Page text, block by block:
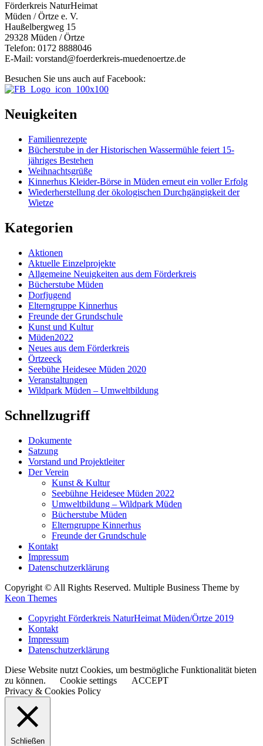
Förderkreis NaturHeimat
Müden / Örtze e. V.
Haußelbergweg 15
29328 Müden / Örtze
Telefon: 0172 8888046
E-Mail: vorstand@foerderkreis-muedenoertze.de
Besuchen Sie uns auch auf Facebook:
Neuigkeiten
Familienrezepte
Bücherstube in der Historischen Wassermühle feiert 15-
jähriges Bestehen
Weihnachtsgrüße
Kinnerhus Kleider-Börse in Müden erneut ein voller Erfolg
Wiederherstellung der ökologischen Durchgängigkeit der
Wietze
Kategorien
Aktionen
Aktuelle Einzelprojekte
Allgemeine Neuigkeiten aus dem Förderkreis
Bücherstube Müden
Dorfjugend
Elterngruppe Kinnerhus
Freunde der Grundschule
Kunst und Kultur
Müden2022
Neues aus dem Förderkreis
Örtzeeck
Seebühe Heidesee Müden 2020
Veranstaltungen
Wildpark Müden – Umweltbildung
Schnellzugriff
Dokumente
Satzung
Vorstand und Projektleiter
Der Verein
Kunst & Kultur
Seebühne Heidesee Müden 2022
Umweltbildung – Wildpark Müden
Bücherstube Müden
Elterngruppe Kinnerhus
Freunde der Grundschule
Kontakt
Impressum
Datenschutzerklärung
Copyright © All Rights Reserved. Multiple Business Theme by
Keon Themes
Copyright Förderkreis NaturHeimat Müden/Örtze 2019
Kontakt
Impressum
Datenschutzerklärung
Diese Website nutzt Cookies, um bestmögliche Funktionalität bieten
zu können.
Cookie settings
ACCEPT
Privacy & Cookies Policy
Schließen